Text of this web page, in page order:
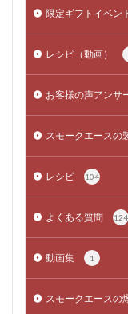
限定ギフトイベン
レシピ（動画）
お客様の声アンサ
スモークエースの
レシピ 104
よくある質問 124
動画集 1
スモークエースの